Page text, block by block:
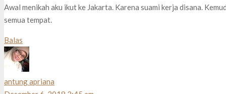
Awal menikah aku ikut ke Jakarta. Karena suami kerja disana.
semua tempat.
Balas
antung apriana